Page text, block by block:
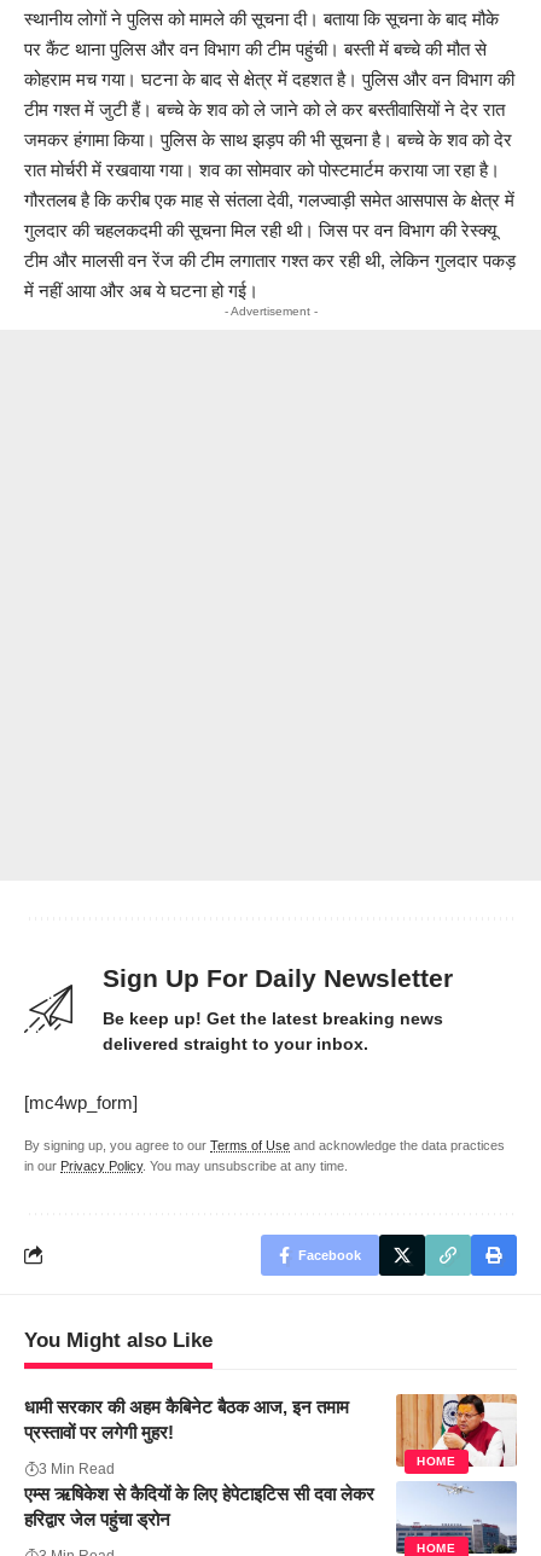
स्थानीय लोगों ने पुलिस को मामले की सूचना दी। बताया कि सूचना के बाद मौके
पर कैंट थाना पुलिस और वन विभाग की टीम पहुंची। बस्ती में बच्चे की मौत से
कोहराम मच गया। घटना के बाद से क्षेत्र में दहशत है। पुलिस और वन विभाग की
टीम गश्त में जुटी हैं। बच्चे के शव को ले जाने को ले कर बस्तीवासियों ने देर रात
जमकर हंगामा किया। पुलिस के साथ झड़प की भी सूचना है। बच्चे के शव को देर
रात मोर्चरी में रखवाया गया। शव का सोमवार को पोस्टमार्टम कराया जा रहा है।
गौरतलब है कि करीब एक माह से संतला देवी, गलज्वाड़ी समेत आसपास के क्षेत्र में
गुलदार की चहलकदमी की सूचना मिल रही थी। जिस पर वन विभाग की रेस्क्यू
टीम और मालसी वन रेंज की टीम लगातार गश्त कर रही थी, लेकिन गुलदार पकड़
में नहीं आया और अब ये घटना हो गई।
- Advertisement -
Sign Up For Daily Newsletter
Be keep up! Get the latest breaking news
delivered straight to your inbox.
[mc4wp_form]
By signing up, you agree to our Terms of Use and acknowledge the data practices
in our Privacy Policy. You may unsubscribe at any time.
Facebook
You Might also Like
HOME
धामी सरकार की अहम कैबिनेट बैठक आज, इन तमाम
प्रस्तावों पर लगेगी मुहर!
3 Min Read
HOME
एम्स ऋषिकेश से कैदियों के लिए हेपेटाइटिस सी दवा लेकर
हरिद्वार जेल पहुंचा ड्रोन